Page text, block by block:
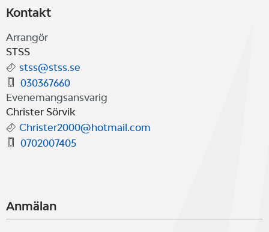
Kontakt
Arrangör
STSS
stss@stss.se
030367660
Evenemangsansvarig
Christer Sörvik
Christer2000@hotmail.com
0702007405
Anmälan